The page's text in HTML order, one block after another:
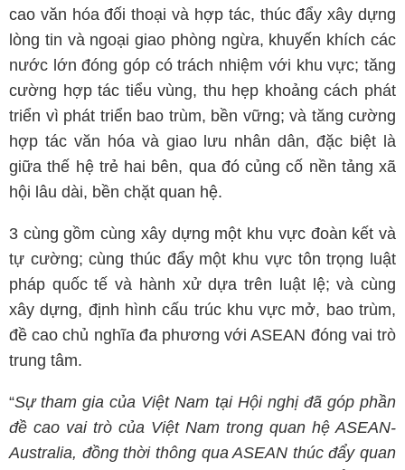
cao văn hóa đối thoại và hợp tác, thúc đẩy xây dựng
lòng tin và ngoại giao phòng ngừa, khuyến khích các
nước lớn đóng góp có trách nhiệm với khu vực; tăng
cường hợp tác tiểu vùng, thu hẹp khoảng cách phát
triển vì phát triển bao trùm, bền vững; và tăng cường
hợp tác văn hóa và giao lưu nhân dân, đặc biệt là
giữa thế hệ trẻ hai bên, qua đó củng cố nền tảng xã
hội lâu dài, bền chặt quan hệ.
3 cùng gồm cùng xây dựng một khu vực đoàn kết và
tự cường; cùng thúc đẩy một khu vực tôn trọng luật
pháp quốc tế và hành xử dựa trên luật lệ; và cùng
xây dựng, định hình cấu trúc khu vực mở, bao trùm,
đề cao chủ nghĩa đa phương với ASEAN đóng vai trò
trung tâm.
“Sự tham gia của Việt Nam tại Hội nghị đã góp phần
đề cao vai trò của Việt Nam trong quan hệ ASEAN-
Australia, đồng thời thông qua ASEAN thúc đẩy quan